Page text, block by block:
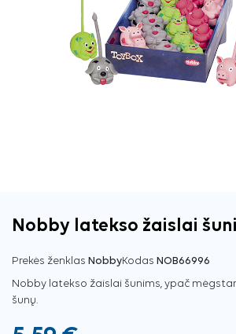
Nobby latekso žaislai
Prekės ženklas NobbyKodas NOB66996
Nobby latekso žaislai šunims, ypač
šunų.